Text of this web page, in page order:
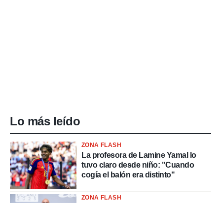
Lo más leído
ZONA FLASH
La profesora de Lamine Yamal lo
tuvo claro desde niño: "Cuando
cogía el balón era distinto"
ZONA FLASH